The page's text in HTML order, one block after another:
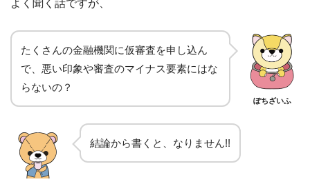
よく聞く話ですが、
たくさんの金融機関に仮審査を申し込ん
で、悪い印象や審査のマイナス要素にはな
らないの？
ぽちざいふ
結論から書くと、なりません!!